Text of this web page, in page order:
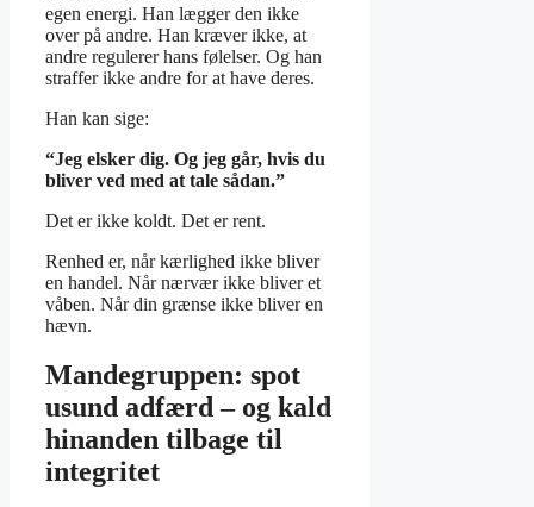
egen energi. Han lægger den ikke
over på andre. Han kræver ikke, at
andre regulerer hans følelser. Og han
straffer ikke andre for at have deres.
Han kan sige:
“Jeg elsker dig. Og jeg går, hvis du
bliver ved med at tale sådan.”
Det er ikke koldt. Det er rent.
Renhed er, når kærlighed ikke bliver
en handel. Når nærvær ikke bliver et
våben. Når din grænse ikke bliver en
hævn.
Mandegruppen: spot
usund adfærd – og kald
hinanden tilbage til
integritet